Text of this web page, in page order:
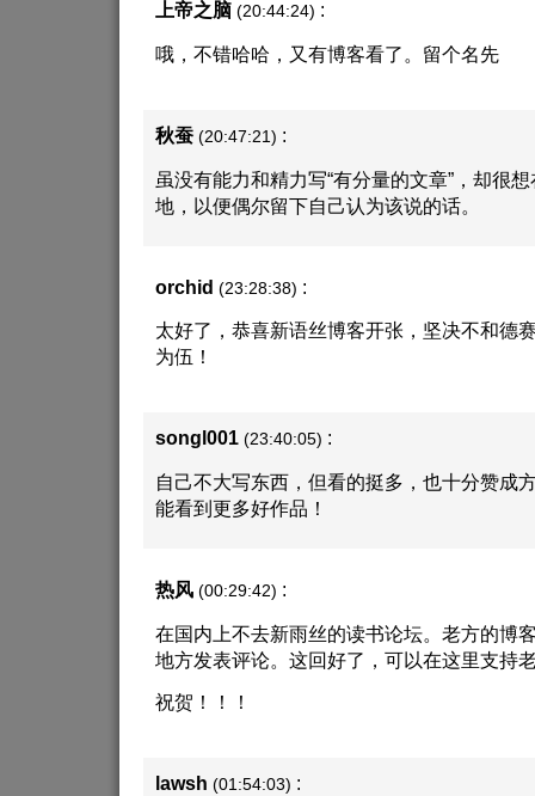
上帝之脑 (20:44:24) :
哦，不错哈哈，又有博客看了。留个名先
秋蚕 (20:47:21) :
虽没有能力和精力写“有分量的文章”，却很
地，以便偶尔留下自己认为该说的话。
orchid (23:28:38) :
太好了，恭喜新语丝博客开张，坚决不和德
为伍！
songl001 (23:40:05) :
自己不大写东西，但看的挺多，也十分赞成
能看到更多好作品！
热风 (00:29:42) :
在国内上不去新雨丝的读书论坛。老方的博
地方发表评论。这回好了，可以在这里支持
祝贺！！！
lawsh (01:54:03) :